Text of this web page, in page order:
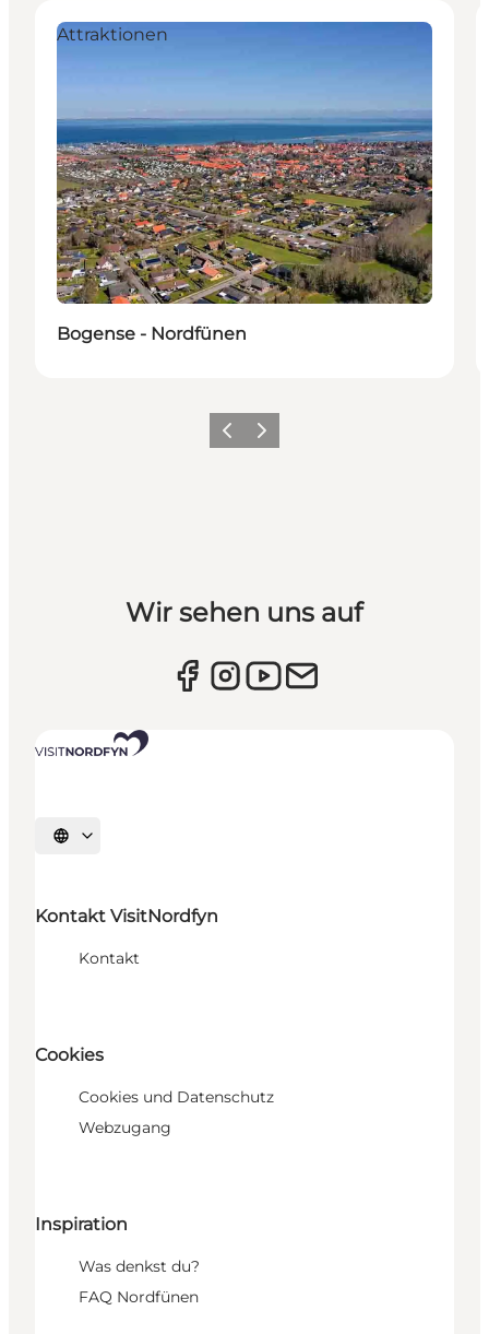
Attraktionen
Bogense - Nordfünen
Vorherige Folie
Nächste Folie
Wir sehen uns auf
Sprache auswählen
Kontakt VisitNordfyn
Kontakt
Cookies
Cookies und Datenschutz
Webzugang
Inspiration
Was denkst du?
FAQ Nordfünen